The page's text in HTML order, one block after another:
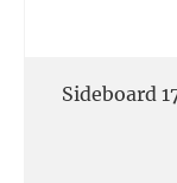
Sideboard